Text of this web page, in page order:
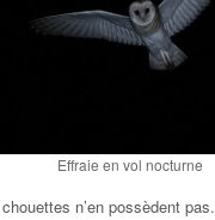
Effraie en vol nocturne
n’en possèdent pas.